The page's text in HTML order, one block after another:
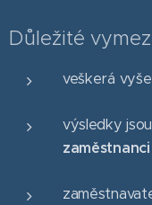
Důležité
veškerá
výsledky
zaměstnanci